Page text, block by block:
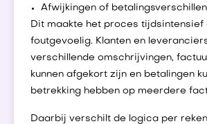
Afwijkingen of
Dit maakte het proces tijdsintensief
foutgevoelig. Klanten en
verschillende omschrijvingen,
kunnen afgekort zijn en betalingen
betrekking hebben op meerdere
Daarbij verschilt de logica per